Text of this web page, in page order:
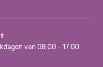
van 08:00 - 17:00